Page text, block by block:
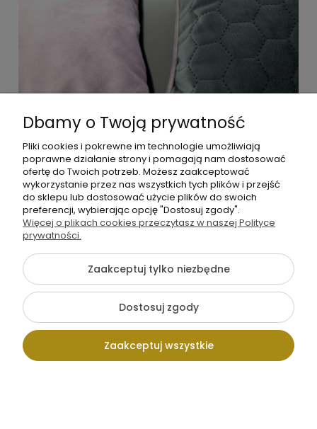
Czas na zasłużony odpoczynek :)
Dbamy o Twoją prywatność
Pliki cookies i pokrewne im technologie umożliwiają
poprawne działanie strony i pomagają nam dostosować
ofertę do Twoich potrzeb. Możesz zaakceptować
wykorzystanie przez nas wszystkich tych plików i przejść
do sklepu lub dostosować użycie plików do swoich
preferencji, wybierając opcję "Dostosuj zgody".
Więcej o plikach cookies przeczytasz w naszej Polityce
prywatności.
Zaakceptuj tylko niezbędne
Dostosuj zgody
Zaakceptuj wszystkie